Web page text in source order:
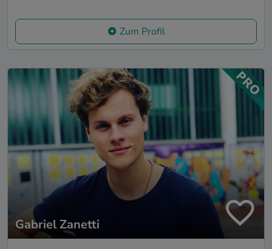
Zum Profil
Gabriel Zanetti